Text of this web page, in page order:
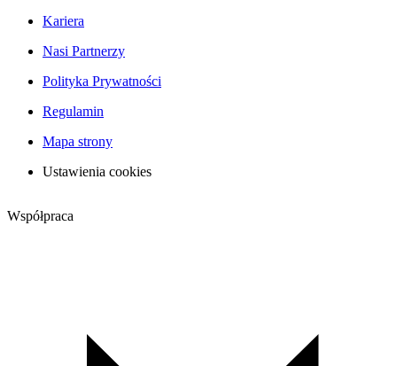
Kariera
Nasi Partnerzy
Polityka Prywatności
Regulamin
Mapa strony
Ustawienia cookies
Współpraca